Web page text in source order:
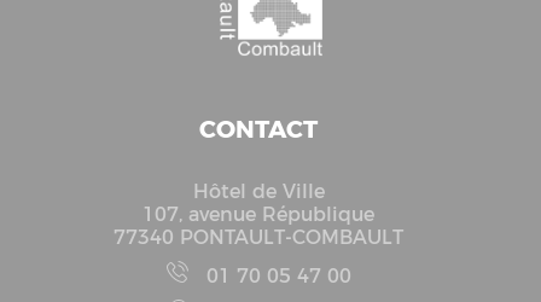
CONTACT
Hôtel de Ville
107, avenue République
77340 PONTAULT-COMBAULT
01 70 05 47 00